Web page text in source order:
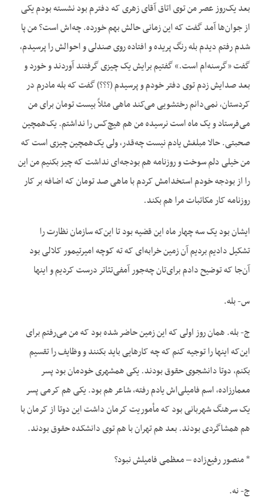
بعد یک‌روز عصر من توی اتاق آقای زهری که دفترم بود نشسته بودم یکی
از جوان‌ها آمد گفت که این زمانی حالش بهم خورده. چه‌اش است؟ من پا
شدم رفتم دیدم بله رنگ پریده و افتاده روی صندلی و احوالش را پرسیدم،
گفت «گرسنه‌ام است.» گفتیم برایش یک چیزی گرفتند آوردند و خورد و
بعد صدایش زدم توی دفتر خودم و پرسیدم (؟؟؟) گفت که بله مادرم در
کردستان، نمی‌دانم رختشویی می‌کند ماهی مثلاً بیست تومان برای من
می‌فرستاد و یک ماه است نرسیده من هم هیچ‌کس را نداشتم. یک‌همچین
صحبتی. حالا مبلغش یادم نیست چه‌قدر، ولی یک‌همچین چیزی است که
من خیلی دلم سوخت و روزنامه هم بودجه‌ای نداشت که چیز بکنیم من این
را از بودجه خودم استخدامش کردم با ماهی صد تومان که اضافه بر کار
روزنامه کار مکاتبات مرا هم بکند.
ایشان بود یک سه چهار ماه این قضیه بود تا این‌که سازمان نظارت را
تشکیل دادیم بردیم آن زمین خرابه‌ای که ته کوچه امیرتیمور کلالی بود
آن‌جا که توضیح دادم برای‌تان چه‌جور آمفی‌تئاتر درست کردیم و اینها
س- بله.
ج- بله. همان روز اولی که این زمین حاضر شده بود که من می‌رفتم برای
این‌که اینها را توجیه کنم که چه کارهایی باید بکنند و وظایف را تقسیم
بکنم، دوتا دانشجوی حقوق بودند. یکی همشهری خودمان بود پسر
معمارزاده، اسم فامیلی‌اش یادم رفته، شاعر هم بود. یکی هم کرمی پسر
یک سرهنگ شهربانی بود که مأموریت کرمان داشت این دوتا از کرمان با
هم همشاگردی بودند. بعد هم تهران با هم توی دانشکده حقوق بودند.
* منصور رفیع‌زاده – معظمی فامیلش نبود؟
ج- نه.